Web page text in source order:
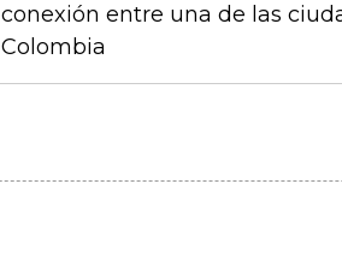
conexión entre una de las
Colombia